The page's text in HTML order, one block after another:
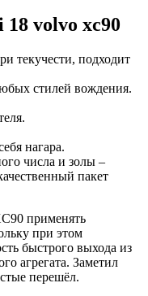
18 volvo xc90
текучести, подходит
стилей вождения.
нагара.
числа и золы –
пакет
применять
при этом
быстрого выхода из
агрегата. Заметил
перешёл.